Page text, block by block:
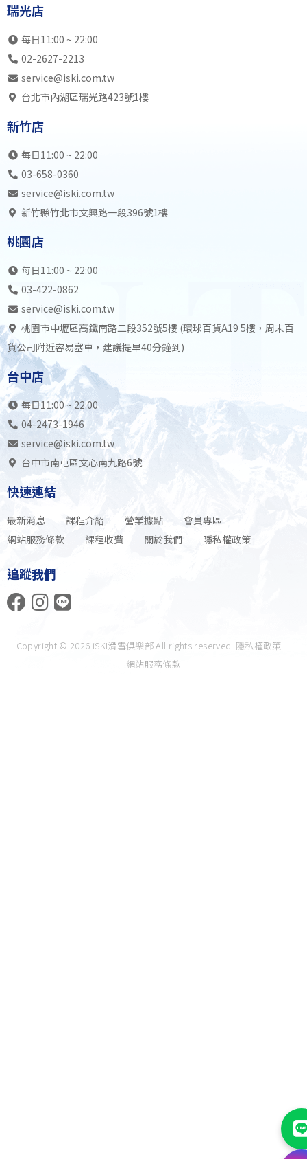
瑞光店
每日11:00 ~ 22:00
02-2627-2213
service@iski.com.tw
台北市內湖區瑞光路423號1樓
新竹店
每日11:00 ~ 22:00
03-658-0360
service@iski.com.tw
新竹縣竹北市文興路一段396號1樓
桃園店
每日11:00 ~ 22:00
03-422-0862
service@iski.com.tw
桃園市中壢區高鐵南路二段352號5樓 (環球百貨A19 5樓，周末百
貨公司附近容易塞車，建議提早40分鐘到)
台中店
每日11:00 ~ 22:00
04-2473-1946
service@iski.com.tw
台中市南屯區文心南九路6號
快速連結
最新消息 課程介紹 營業據點
會員專區
網站服務條款
課程收費 關於我們 隱私權政策
追蹤我們
Copyright © 2026 iSKI滑雪俱樂部 All rights reserved. 隱私權政策 ｜
網站服務條款